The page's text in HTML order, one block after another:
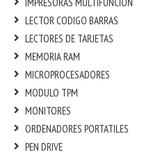
LECTOR CODIGO BARRAS
LECTORES DE TARJETAS
MEMORIA RAM
MICROPROCESADORES
MODULO TPM
MONITORES
ORDENADORES PORTATILES
PEN DRIVE